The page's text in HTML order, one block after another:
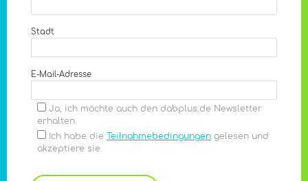
Stadt
E-Mail-Adresse
Ja, ich möchte auch den dabplus.de Newsletter
erhalten.
Ich habe die
Teilnahmebedingungengelesen und
akzeptiere sie.